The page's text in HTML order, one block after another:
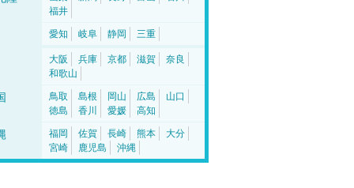
福井
愛知 岐阜 静岡 三重
大阪 兵庫 京都 滋賀
奈良
和歌山
鳥取 島根 岡山 広島
山口
徳島
香川 愛媛 高知
福岡 佐賀 長崎 熊本
大分
宮崎
鹿児島 沖縄